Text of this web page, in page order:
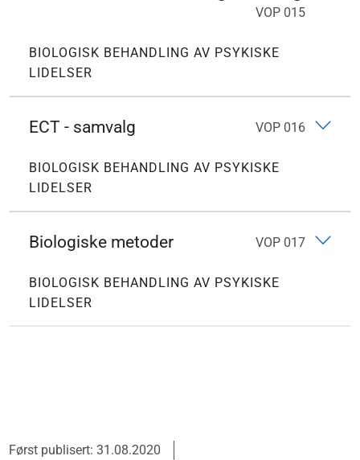
VOP 015
BIOLOGISK BEHANDLING AV PSYKISKE
LIDELSER
ECT - samvalg VOP 016
BIOLOGISK BEHANDLING AV PSYKISKE
LIDELSER
Biologiske metoder VOP 017
BIOLOGISK BEHANDLING AV PSYKISKE
LIDELSER
Først publisert: 31.08.2020